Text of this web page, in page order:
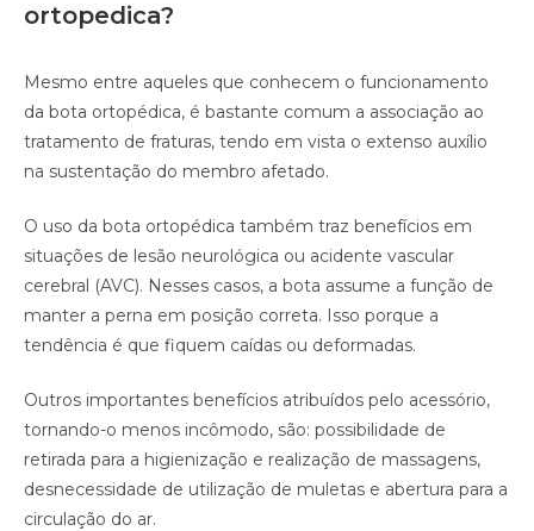
ortopedica?
Mesmo entre aqueles que conhecem o funcionamento
da bota ortopédica, é bastante comum a associação ao
tratamento de fraturas, tendo em vista o extenso auxílio
na sustentação do membro afetado.
O uso da bota ortopédica também traz benefícios em
situações de lesão neurológica ou acidente vascular
cerebral (AVC). Nesses casos, a bota assume a função de
manter a perna em posição correta. Isso porque a
tendência é que fiquem caídas ou deformadas.
Outros importantes benefícios atribuídos pelo acessório,
tornando-o menos incômodo, são: possibilidade de
retirada para a higienização e realização de massagens,
desnecessidade de utilização de muletas e abertura para a
circulação do ar.